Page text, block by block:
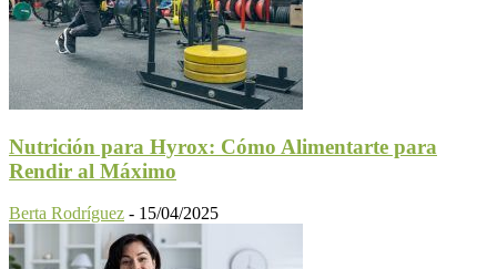
Nutrición para Hyrox: Cómo Alimentarte para
Rendir al Máximo
Berta Rodríguez - 15/04/2025